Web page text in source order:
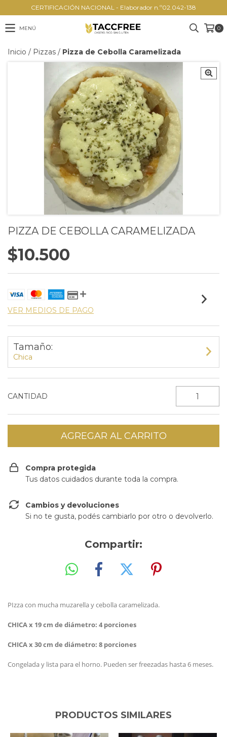
CERTIFICACIÓN NACIONAL - Elaborador n.º02.042-138
MENÚ 0
Inicio / Pizzas / Pizza de Cebolla Caramelizada
PIZZA DE CEBOLLA CARAMELIZADA
$10.500
VER MEDIOS DE PAGO
Tamaño:
Chica
CANTIDAD
Compra protegida
Tus datos cuidados durante toda la compra.
Cambios y devoluciones
Si no te gusta, podés cambiarlo por otro o devolverlo.
Compartir:
PIzza con mucha muzarella y cebolla caramelizada.
CHICA x 19 cm de diámetro: 4 porciones
CHICA x 30 cm de diámetro: 8 porciones
Congelada y lista para el horno. Pueden ser freezadas hasta 6 meses.
PRODUCTOS SIMILARES